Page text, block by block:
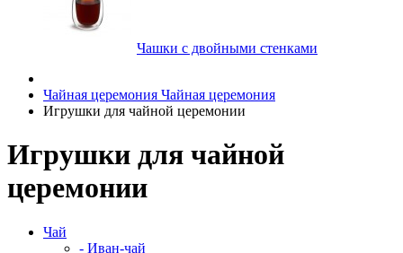
Чашки с двойными стенками
Чайная церемония Чайная церемония
Игрушки для чайной церемонии
Игрушки для чайной
церемонии
Чай
- Иван-чай